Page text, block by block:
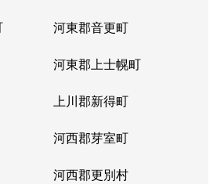
河東郡音更町
河東郡上士幌町
上川郡新得町
河西郡芽室町
河西郡更別村